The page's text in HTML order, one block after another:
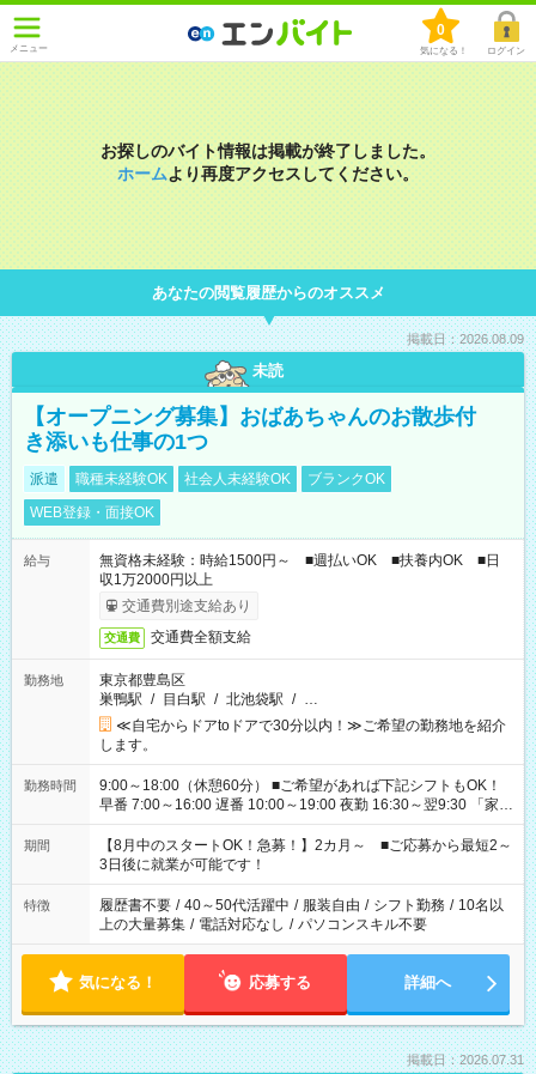
メニュー
0
気になる！ ログイン
お探しのバイト情報は掲載が終了しました。
ホームより再度アクセスしてください。
あなたの閲覧履歴からのオススメ
掲載日：2026.08.09
未読
【オープニング募集】おばあちゃんのお散歩付
き添いも仕事の1つ
派遣 職種未経験OK 社会人未経験OK
ブランクOK
WEB登録・面接OK
給与
無資格未経験：時給1500円～ ■週払いOK ■扶養内OK ■日
収1万2000円以上
交通費別途支給あり
交通費 交通費全額支給
勤務地
東京都豊島区
巣鴨駅 / 目白駅 / 北池袋駅 / …
≪自宅からドアtoドアで30分以内！≫ご希望の勤務地を紹介
します。
勤務時間
9:00～18:00（休憩60分） ■ご希望があれば下記シフトもOK！
早番 7:00～16:00 遅番 10:00～19:00 夜勤 16:30～翌9:30 「家族
と休みを合わせたい」 「余裕を持って夕飯の準備がしたい」
「できれば残業はしたくない」 など、ご希望を教えてください
ね。 ※Wワーク希望の方へ 今ご覧のお仕事で希望する勤務時間
と、もう1つのお仕事の勤務時間。 合計で週40時間を超える場
合は応募できません。
期間
【8月中のスタートOK！急募！】2カ月～ ■ご応募から最短2～
3日後に就業が可能です！
特徴 履歴書不要 / 40～50代活躍中 / 服装自由 / シフト勤務 / 10名以
上の大量募集 / 電話対応なし / パソコンスキル不要
気になる！ 応募する 詳細へ
掲載日：2026.07.31